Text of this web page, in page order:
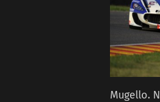
Mugello.